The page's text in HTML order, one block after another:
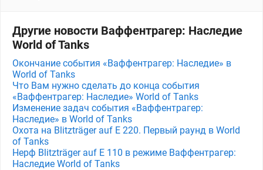
Другие новости Ваффентрагер: Наследие
World of Tanks
Окончание события «Ваффентрагер: Наследие» в
World of Tanks
Что Вам нужно сделать до конца события
«Ваффентрагер: Наследие» World of Tanks
Изменение задач события «Ваффентрагер:
Наследие» в World of Tanks
Охота на Blitzträger auf E 220. Первый раунд в World
of Tanks
Нерф Blitzträger auf E 110 в режиме Ваффентрагер:
Наследие World of Tanks